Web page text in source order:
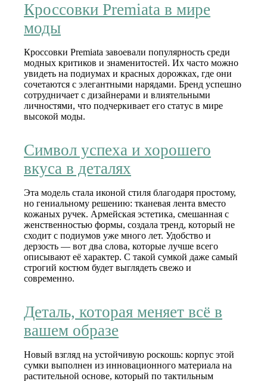
Кроссовки Premiata в мире
моды
Кроссовки Premiata завоевали популярность среди
модных критиков и знаменитостей. Их часто можно
увидеть на подиумах и красных дорожках, где они
сочетаются с элегантными нарядами. Бренд успешно
сотрудничает с дизайнерами и влиятельными
личностями, что подчеркивает его статус в мире
высокой моды.
Символ успеха и хорошего
вкуса в деталях
Эта модель стала иконой стиля благодаря простому,
но гениальному решению: тканевая лента вместо
кожаных ручек. Армейская эстетика, смешанная с
женственностью формы, создала тренд, который не
сходит с подиумов уже много лет. Удобство и
дерзость — вот два слова, которые лучше всего
описывают её характер. С такой сумкой даже самый
строгий костюм будет выглядеть свежо и
современно.
Деталь, которая меняет всё в
вашем образе
Новый взгляд на устойчивую роскошь: корпус этой
сумки выполнен из инновационного материала на
растительной основе, который по тактильным